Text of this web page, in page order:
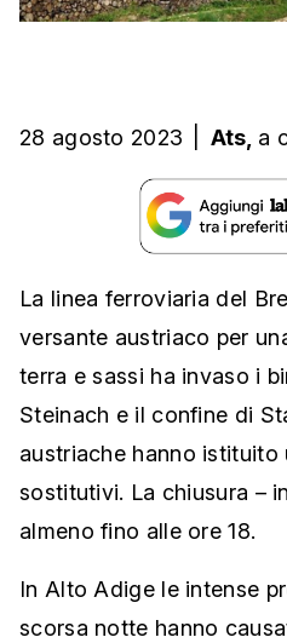
28 agosto 2023 Ats, a
La linea ferroviaria del
versante austriaco per
terra e sassi ha invaso i
Steinach e il confine di
austriache hanno istituito
sostitutivi. La chiusura –
almeno fino alle ore 18.
In Alto Adige le intense
scorsa notte hanno